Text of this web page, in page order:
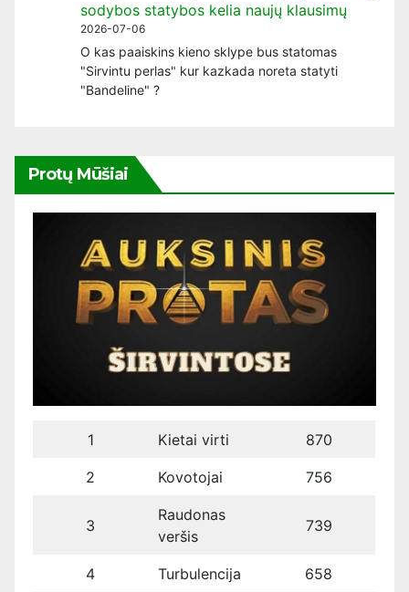
sodybos statybos kelia naujų klausimų
2026-07-06
O kas paaiskins kieno sklype bus statomas
"Sirvintu perlas" kur kazkada noreta statyti
"Bandeline" ?
Protų Mūšiai
1 Kietai virti 870
2 Kovotojai 756
3
Raudonas
veršis
739
4 Turbulencija 658